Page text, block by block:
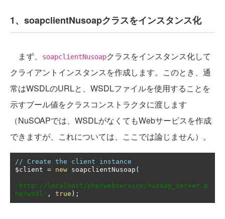
1、soapclientNusoapクラスをインスタンス化
まず、 soapclientNusoapクラスをインスタンス化して
クライアントインスタンスを作成します。このとき、通
常はWSDLのURLと、WSDLファイルを使用することを
示すブール値をクラスコンストラクタに渡します
（NuSOAPでは、WSDLがなくてもWebサービスを作成
できますが、これについては、ここでは論じません）。
// Create the client instance
$client = new soapclientNusoap (
'http://localhost/php/webservice/nusoap_server.p
hp?wsdl' , true );